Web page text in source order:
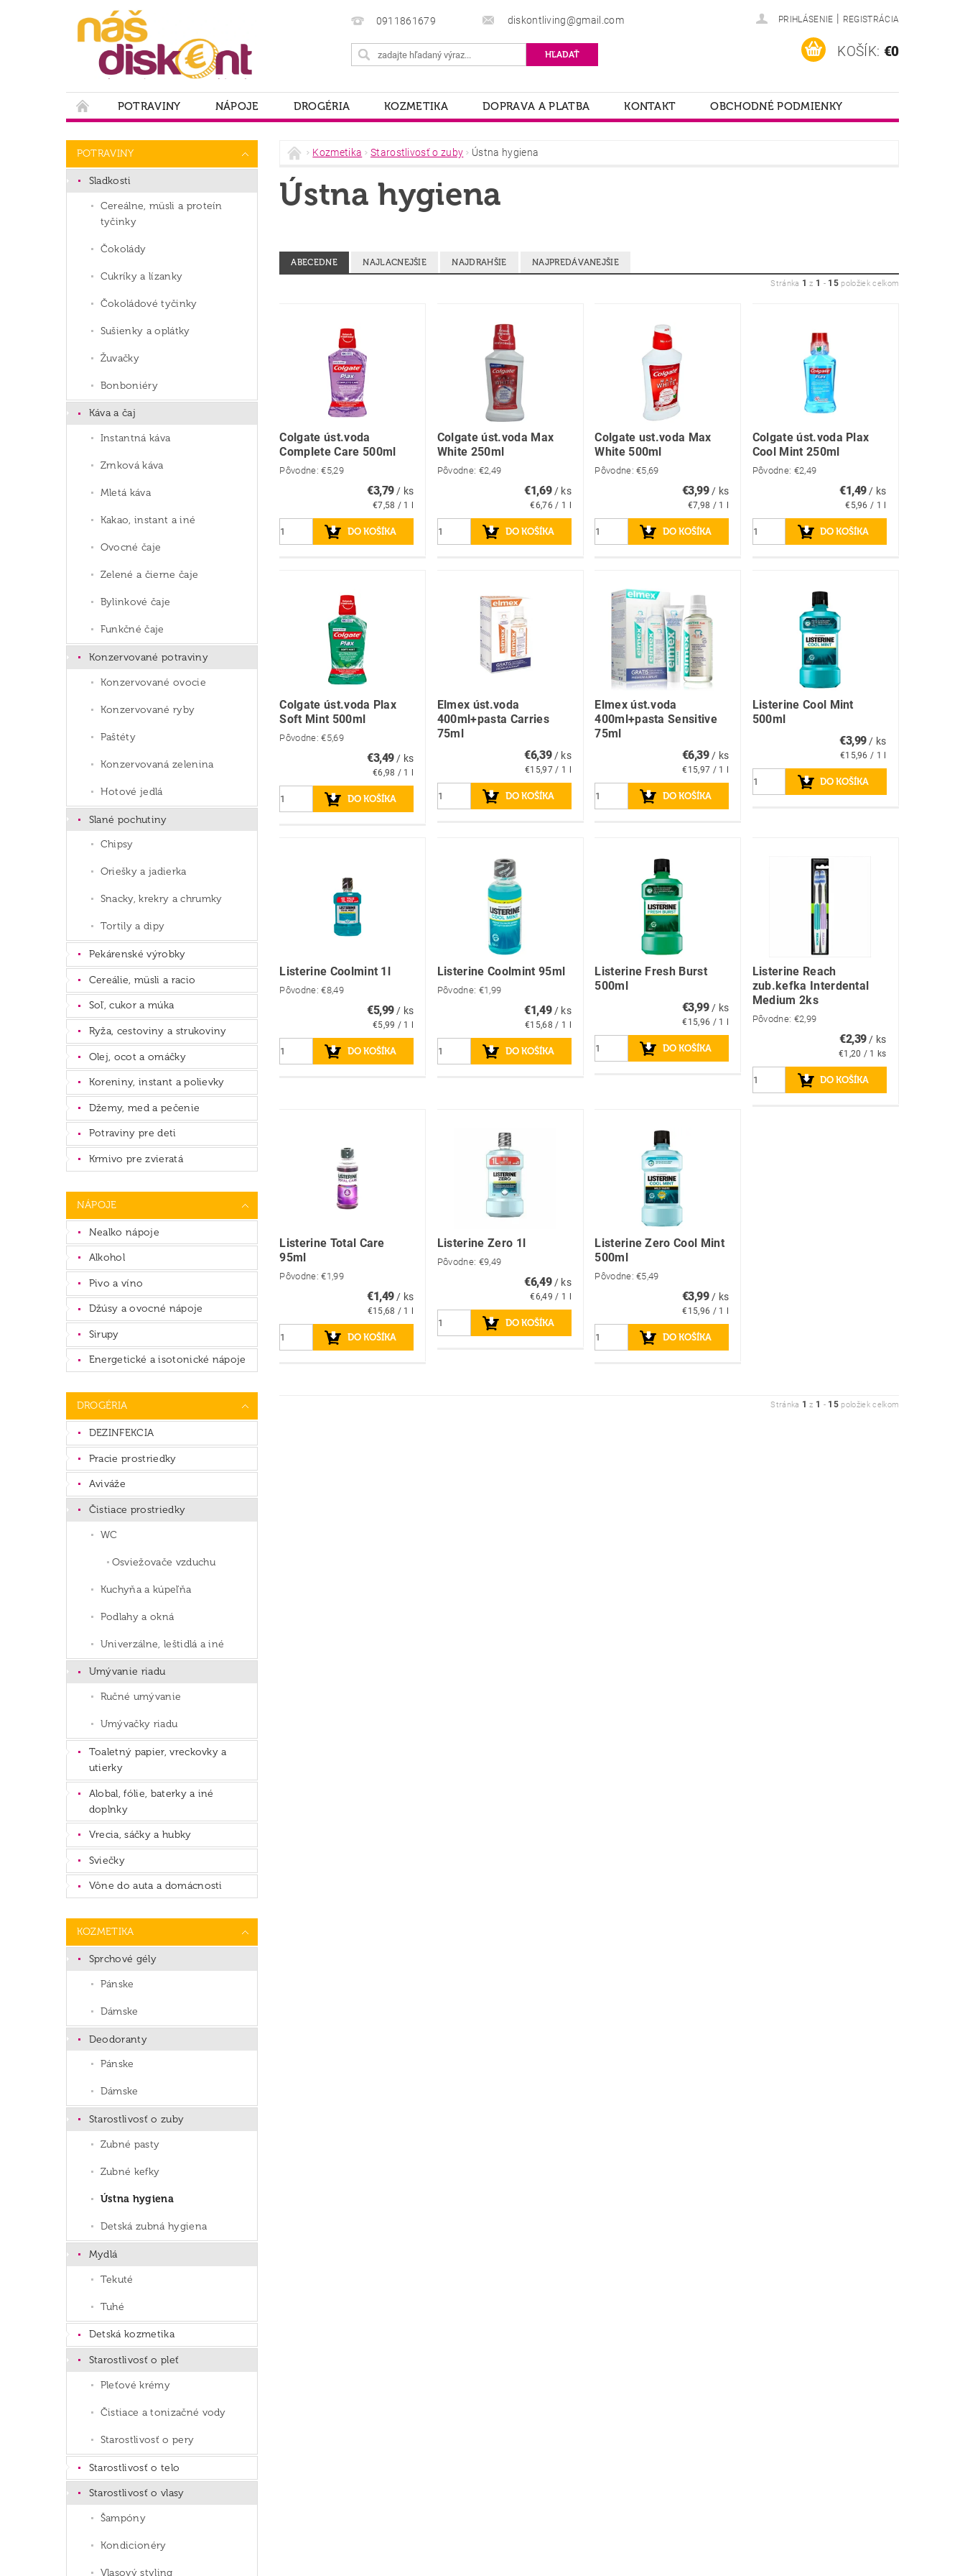
0911861679 diskontliving@gmail.com PRIHLÁSENIE | REGISTRÁCIA
KOŠÍK: €0
POTRAVINY NÁPOJE DROGÉRIA KOZMETIKA DOPRAVA A PLATBA KONTAKT
OBCHODNÉ PODMIENKY
POTRAVINY
Sladkosti
Cereálne, müsli a proteín
tyčinky
Čokolády
Cukríky a lízanky
Čokoládové tyčinky
Sušienky a oplátky
Žuvačky
Bonboniéry
Káva a čaj
Instantná káva
Zrnková káva
Mletá káva
Kakao, instant a iné
Ovocné čaje
Zelené a čierne čaje
Bylinkové čaje
Funkčné čaje
Konzervované potraviny
Konzervované ovocie
Konzervované ryby
Paštéty
Konzervovaná zelenina
Hotové jedlá
Slané pochutiny
Chipsy
Oriešky a jadierka
Snacky, krekry a chrumky
Tortily a dipy
Pekárenské výrobky
Cereálie, müsli a racio
Soľ, cukor a múka
Ryža, cestoviny a strukoviny
Olej, ocot a omáčky
Koreniny, instant a polievky
Džemy, med a pečenie
Potraviny pre deti
Krmivo pre zvieratá
NÁPOJE
Nealko nápoje
Alkohol
Pivo a víno
Džúsy a ovocné nápoje
Sirupy
Energetické a isotonické nápoje
DROGÉRIA
DEZINFEKCIA
Pracie prostriedky
Aviváže
Čistiace prostriedky
WC
Osviežovače vzduchu
Kuchyňa a kúpeľňa
Podlahy a okná
Univerzálne, leštidlá a iné
Umývanie riadu
Ručné umývanie
Umývačky riadu
Toaletný papier, vreckovky a
utierky
Alobal, fólie, baterky a iné
doplnky
Vrecia, sáčky a hubky
Sviečky
Vône do auta a domácnosti
KOZMETIKA
Sprchové gély
Pánske
Dámske
Deodoranty
Pánske
Dámske
Starostlivosť o zuby
Zubné pasty
Zubné kefky
Ústna hygiena
Detská zubná hygiena
Mydlá
Tekuté
Tuhé
Detská kozmetika
Starostlivosť o pleť
Pleťové krémy
Čistiace a tonizačné vody
Starostlivosť o pery
Starostlivosť o telo
Starostlivosť o vlasy
Šampóny
Kondicionéry
Vlasový styling
Kozmetika Starostlivosť o zuby Ústna hygiena
Ústna hygiena
ABECEDNE NAJLACNEJŠIE NAJDRAHŠIE NAJPREDÁVANEJŠIE
Stránka 1 z 1 - 15 položiek celkom
Colgate úst.voda
Complete Care 500ml
Pôvodne:€5,29
€3,79/ ks
€7,58 / 1 l
Colgate úst.voda Max
White 250ml
Pôvodne: €2,49
€1,69/ ks
€6,76 / 1 l
Colgate ust.voda Max
White 500ml
Pôvodne:€5,69
€3,99/ ks
€7,98 / 1 l
Colgate úst.voda Plax
Cool Mint 250ml
Pôvodne: €2,49
€1,49/ ks
€5,96 / 1 l
Colgate úst.voda Plax
Soft Mint 500ml
Pôvodne:€5,69
€3,49 / ks
€6,98 / 1 l
Elmex úst.voda
400ml+pasta Carries
75ml
€6,39 / ks
€15,97 / 1 l
Elmex úst.voda
400ml+pasta Sensitive
75ml
€6,39 / ks
€15,97 / 1 l
Listerine Cool Mint
500ml
€3,99 / ks
€15,96 / 1 l
Listerine Coolmint 1l
Pôvodne:€8,49
€5,99/ ks
€5,99 / 1 l
Listerine Coolmint 95ml
Pôvodne: €1,99
€1,49 / ks
€15,68 / 1 l
Listerine Fresh Burst
500ml
€3,99 / ks
€15,96 / 1 l
Listerine Reach
zub.kefka Interdental
Medium 2ks
Pôvodne: €2,99
€2,39/ ks
€1,20 / 1 ks
Listerine Total Care
95ml
Pôvodne:€1,99
€1,49/ ks
€15,68 / 1 l
Listerine Zero 1l
Pôvodne: €9,49
€6,49/ ks
€6,49 / 1 l
Listerine Zero Cool Mint
500ml
Pôvodne:€5,49
€3,99/ ks
€15,96 / 1 l
Stránka 1 z 1 - 15 položiek celkom